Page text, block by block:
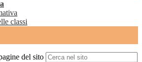
classi
del sito